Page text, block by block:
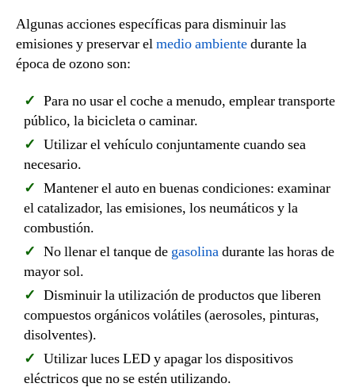
Algunas acciones específicas para disminuir las
emisiones y preservar elmedio ambientedurante la
época de ozono son:
Para no usar el coche a menudo, emplear transporte
público, la bicicleta o caminar.
Utilizar el vehículo conjuntamente cuando sea
necesario.
Mantener el auto en buenas condiciones: examinar
el catalizador, las emisiones, los neumáticos y la
combustión.
No llenar el tanque de gasolinadurante las horas de
mayor sol.
Disminuir la utilización de productos que liberen
compuestos orgánicos volátiles (aerosoles, pinturas,
disolventes).
Utilizar luces LED y apagar los dispositivos
eléctricos que no se estén utilizando.